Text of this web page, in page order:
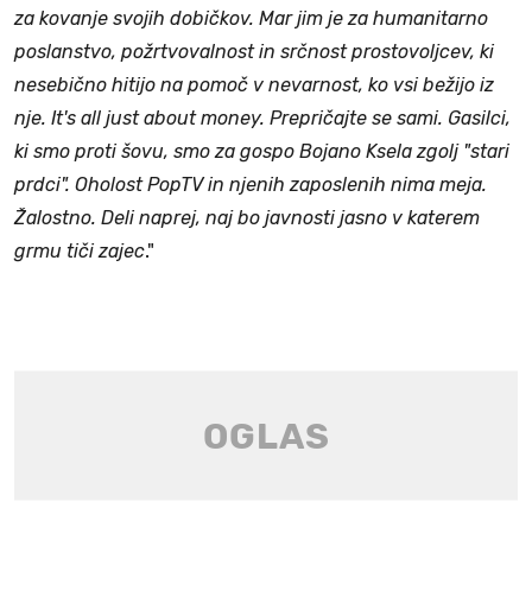
za kovanje svojih dobičkov. Mar jim je za humanitarno
poslanstvo, požrtvovalnost in srčnost prostovoljcev, ki
nesebično hitijo na pomoč v nevarnost, ko vsi bežijo iz
nje. It's all just about money. Prepričajte se sami. Gasilci,
ki smo proti šovu, smo za gospo Bojano Ksela zgolj "stari
prdci". Oholost PopTV in njenih zaposlenih nima meja.
Žalostno. Deli naprej, naj bo javnosti jasno v katerem
grmu tiči zajec."